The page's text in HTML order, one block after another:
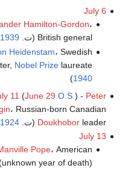
July 6
Hamilton-Gordon،
British general (ت.
1939
Heidenstam، Swedish
Nobel Prize laureate (ت.
1940
)
11 (June 29 O.S. ) - Peter
، Russian-born Canadian
Doukhoborleader (ت. 1924
July 13
Pope، American
year of death)